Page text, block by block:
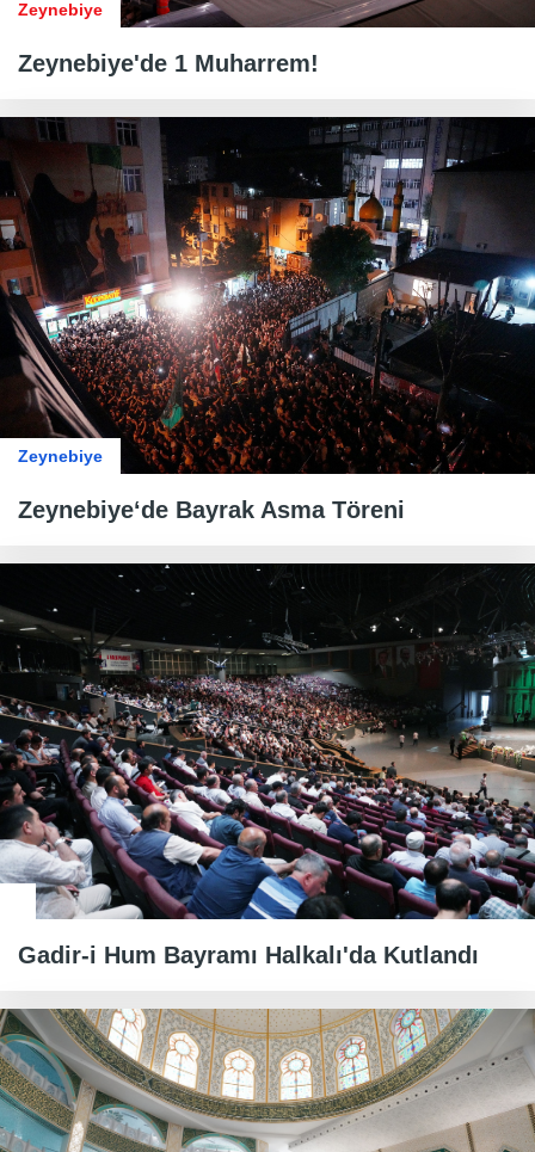
Zeynebiye
Zeynebiye'de 1 Muharrem!
Zeynebiye
Zeynebiye‘de Bayrak Asma Töreni
Gadir-i Hum Bayramı Halkalı'da Kutlandı